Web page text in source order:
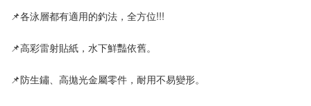
📌各泳層都有適用的釣法，全方位!!!
📌高彩雷射貼紙，水下鮮豔依舊。
📌防生鏽、高拋光金屬零件，耐用不易變形。